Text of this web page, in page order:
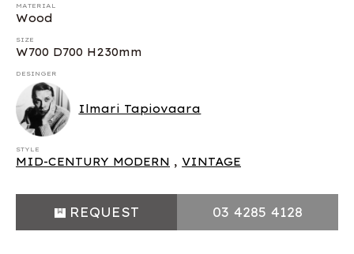
MATERIAL
Wood
SIZE
W700 D700 H230mm
DESINGER
Ilmari Tapiovaara
STYLE
MID-CENTURY MODERN , VINTAGE
REQUEST 03 4285 4128